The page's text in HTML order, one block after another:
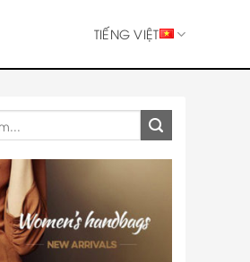
TIẾNG VIỆT